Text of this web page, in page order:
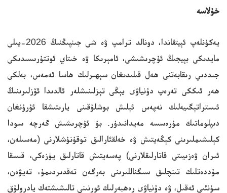
خۇلاسە
يەكۈنلەپ ئېيتقاندا، دونالد ترامپ ۋە شى جىنپىڭنىڭ 2026-يىلى
مايدىكى بېيجىڭ ئۇچرىشىشى، ئامېرىكا ۋە خىتاي ئوتتۇرىسىدىكى
جىددىي رىقابەتنى ھەل قىلىدىغان سېھىرلىك ھاسا ئەمەس، بەلكى
ھەر ئىككى تەرەپ دۇنياۋى يېڭى تېزلىنىشلەر ئالدىدا ئۆزلىرىنىڭ
ئىستراتېگىيەلىك نەپەس ئېلىش بوشلۇقىنى يارىتىشقا ئۇرۇنغان
دىپلوماتىك مۇرەسسە مەيدانىدۇر. بۇ ئۇچرىشىش گەرچە سودا
كېلىشىملىرىنى كېڭەيتىش ۋە خەلقئارالىق توقۇنۇشلارنى (مەسىلەن،
ئىران ۋەزىيىتى قاتارلىقلارنى) پەسەيتىش قاتارلىق يۈزەكى، قىسقا
مۇددەتلىك تىنچلىق سىگناللىرىنى بەرگەن تەقدىردىمۇ، تەيۋەن،
سۈنئىي ئەقىل، ۋە دۇنياۋى رەھبەرلىك ئورنىنى تالىشىشتەك يادرولۇق